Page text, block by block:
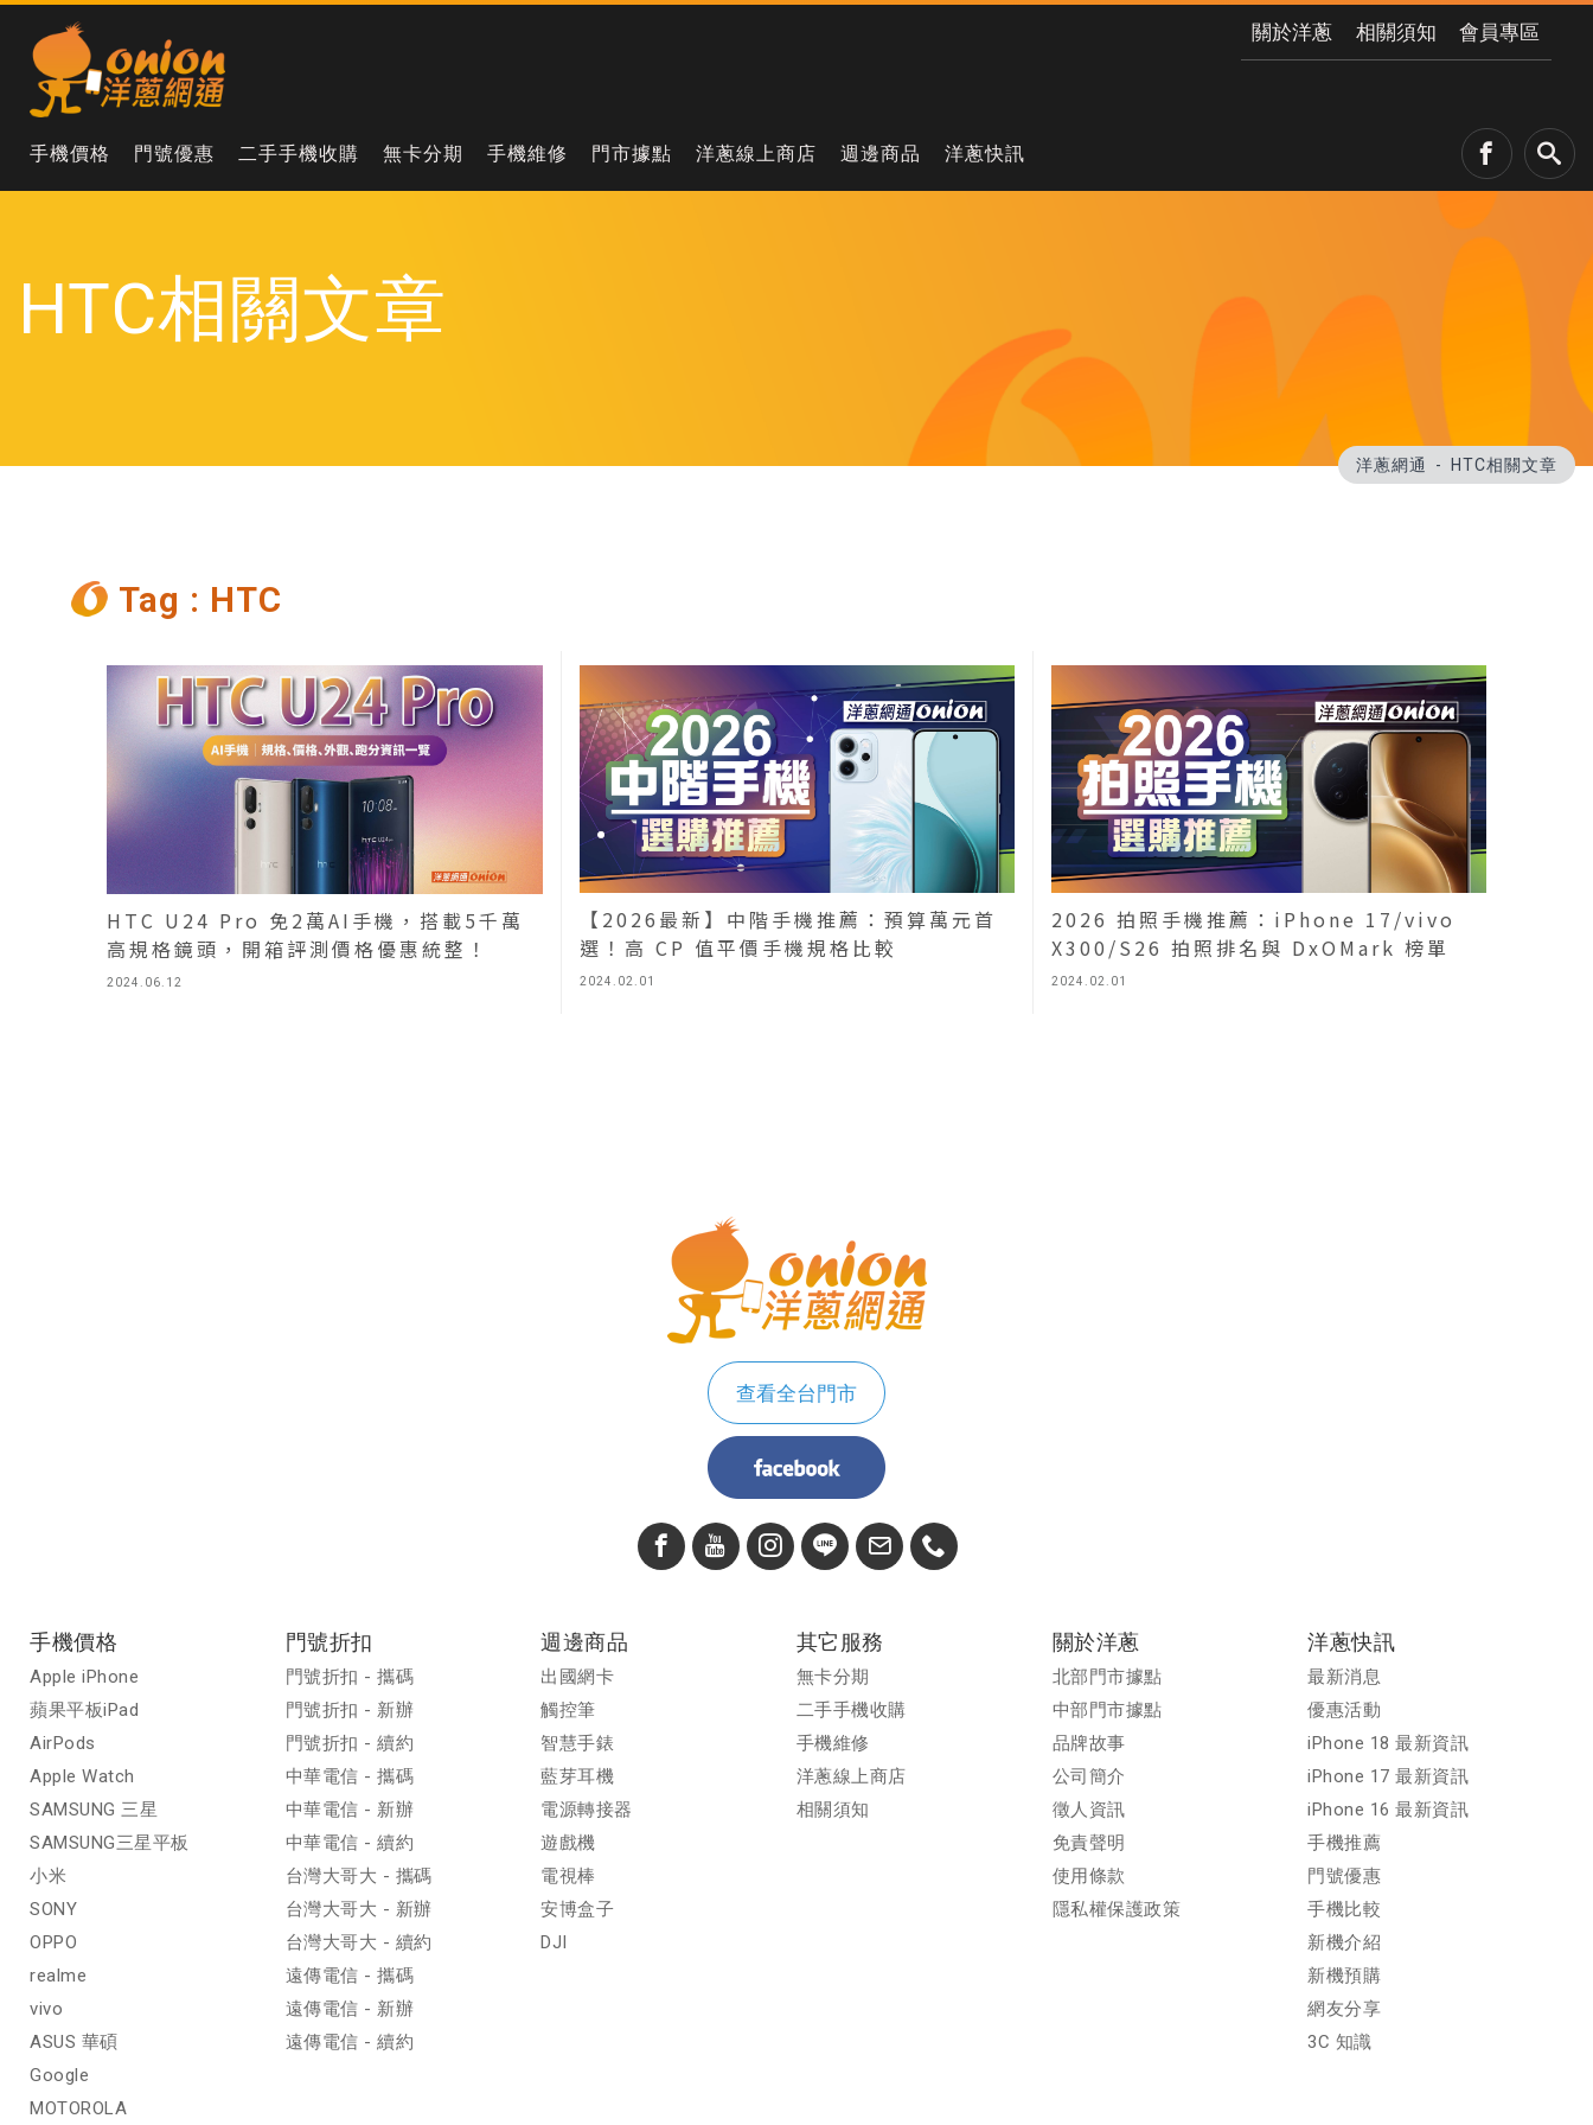
關於洋蔥 相關須知 會員專區
手機價格 門號優惠 二手手機收購 無卡分期 手機維修 門市據點 洋蔥線上商店 週邊商品 洋蔥快訊
HTC相關文章
洋蔥網通 HTC相關文章
Tag : HTC
2024.06.12
HTC U24 Pro 免2萬AI手機，搭載5千萬
高規格鏡頭，開箱評測價格優惠統整！
2024.02.01
【2026最新】中階手機推薦：預算萬元首
選！高 CP 值平價手機規格比較
2024.02.01
2026 拍照手機推薦：iPhone 17/vivo
X300/S26 拍照排名與 DxOMark 榜單
查看全台門市
手機價格
Apple iPhone
蘋果平板iPad
AirPods
Apple Watch
SAMSUNG 三星
SAMSUNG三星平板
小米
SONY
OPPO
realme
vivo
ASUS 華碩
Google
MOTOROLA
門號折扣
門號折扣 - 攜碼
門號折扣 - 新辦
門號折扣 - 續約
中華電信 - 攜碼
中華電信 - 新辦
中華電信 - 續約
台灣大哥大 - 攜碼
台灣大哥大 - 新辦
台灣大哥大 - 續約
遠傳電信 - 攜碼
遠傳電信 - 新辦
遠傳電信 - 續約
週邊商品
出國網卡
觸控筆
智慧手錶
藍芽耳機
電源轉接器
遊戲機
電視棒
安博盒子
DJI
其它服務
無卡分期
二手手機收購
手機維修
洋蔥線上商店
相關須知
關於洋蔥
北部門市據點
中部門市據點
品牌故事
公司簡介
徵人資訊
免責聲明
使用條款
隱私權保護政策
洋蔥快訊
最新消息
優惠活動
iPhone 18 最新資訊
iPhone 17 最新資訊
iPhone 16 最新資訊
手機推薦
門號優惠
手機比較
新機介紹
新機預購
網友分享
3C 知識